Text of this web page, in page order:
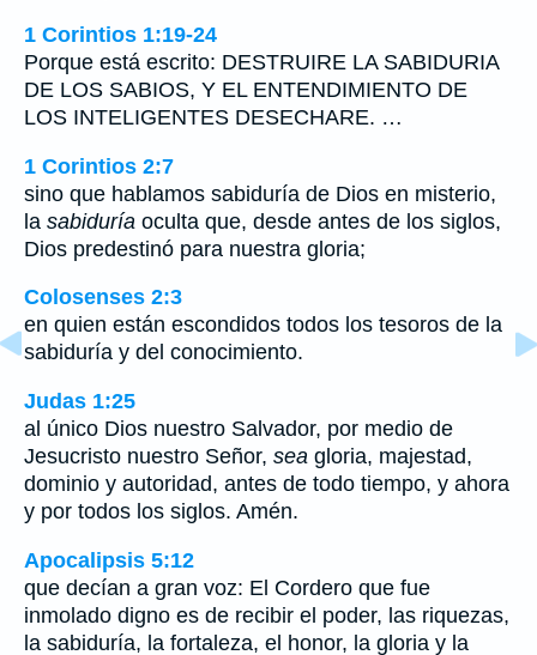
1 Corintios 1:19-24
Porque está escrito: DESTRUIRE LA SABIDURIA
DE LOS SABIOS, Y EL ENTENDIMIENTO DE
LOS INTELIGENTES DESECHARE. …
1 Corintios 2:7
sino que hablamos sabiduría de Dios en misterio,
la sabiduría oculta que, desde antes de los siglos,
Dios predestinó para nuestra gloria;
Colosenses 2:3
en quien están escondidos todos los tesoros de la
sabiduría y del conocimiento.
Judas 1:25
al único Dios nuestro Salvador, por medio de
Jesucristo nuestro Señor, sea gloria, majestad,
dominio y autoridad, antes de todo tiempo, y ahora
y por todos los siglos. Amén.
Apocalipsis 5:12
que decían a gran voz: El Cordero que fue
inmolado digno es de recibir el poder, las riquezas,
la sabiduría, la fortaleza, el honor, la gloria y la